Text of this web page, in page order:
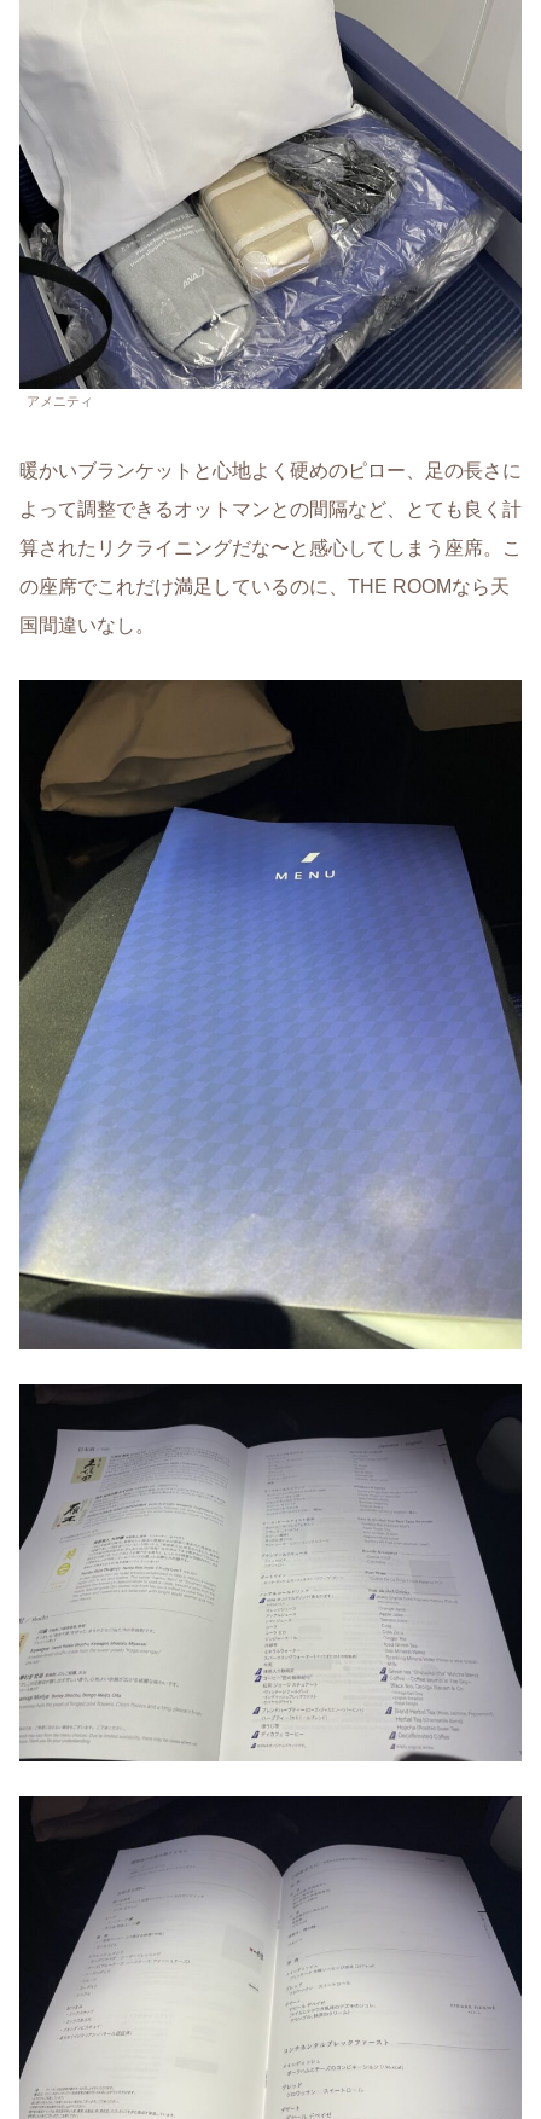
アメニティ
暖かいブランケットと心地よく硬めのピロー、足の長さに
よって調整できるオットマンとの間隔など、とても良く計
算されたリクライニングだな〜と感心してしまう座席。こ
の座席でこれだけ満足しているのに、THE ROOMなら天
国間違いなし。